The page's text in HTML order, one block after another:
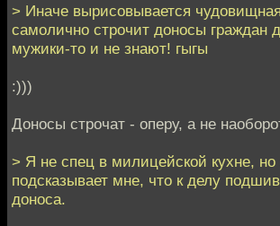
> Иначе вырисовывается
самолично строчит доносы граждан
мужики-то и не знают! гыгы
:)))
Доносы строчат - оперу, а не
> Я не спец в милицейской кухне,
подсказывает мне, что к делу
доноса.